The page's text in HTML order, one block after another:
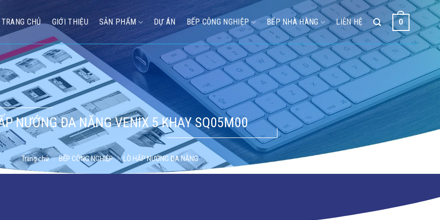
TRANG CHỦ GIỚI THIỆU SẢN PHẨM DỰ ÁN BẾP CÔNG NGHIỆP BẾP NHÀ HÀNG LIÊN HỆ 0
NƯỚNG ĐA NĂNG VENIX 5 KHAY SQ05M00
Trang chủ / BẾP CÔNG NGHIỆP / LÒ HẤP NƯỚNG ĐA NĂNG